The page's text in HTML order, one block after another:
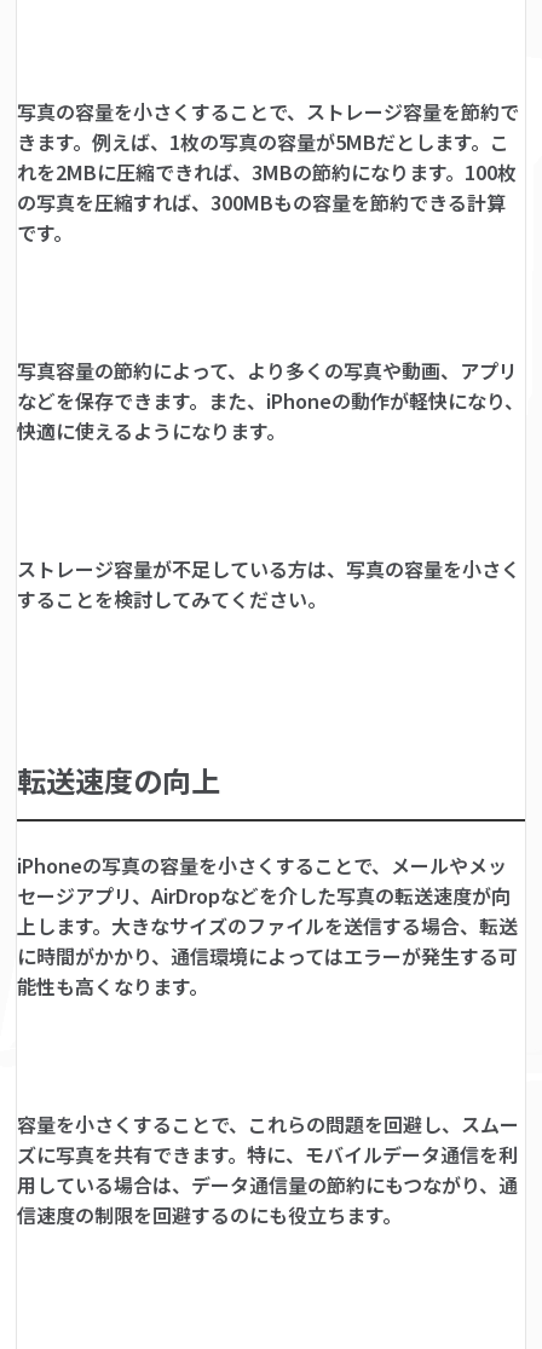
写真の容量を小さくすることで、ストレージ容量を節約で
きます。例えば、1枚の写真の容量が5MBだとします。こ
れを2MBに圧縮できれば、3MBの節約になります。100枚
の写真を圧縮すれば、300MBもの容量を節約できる計算
です。
写真容量の節約によって、より多くの写真や動画、アプリ
などを保存できます。また、iPhoneの動作が軽快になり、
快適に使えるようになります。
ストレージ容量が不足している方は、写真の容量を小さく
することを検討してみてください。
転送速度の向上
iPhoneの写真の容量を小さくすることで、メールやメッ
セージアプリ、AirDropなどを介した写真の転送速度が向
上します。大きなサイズのファイルを送信する場合、転送
に時間がかかり、通信環境によってはエラーが発生する可
能性も高くなります。
容量を小さくすることで、これらの問題を回避し、スムー
ズに写真を共有できます。特に、モバイルデータ通信を利
用している場合は、データ通信量の節約にもつながり、通
信速度の制限を回避するのにも役立ちます。